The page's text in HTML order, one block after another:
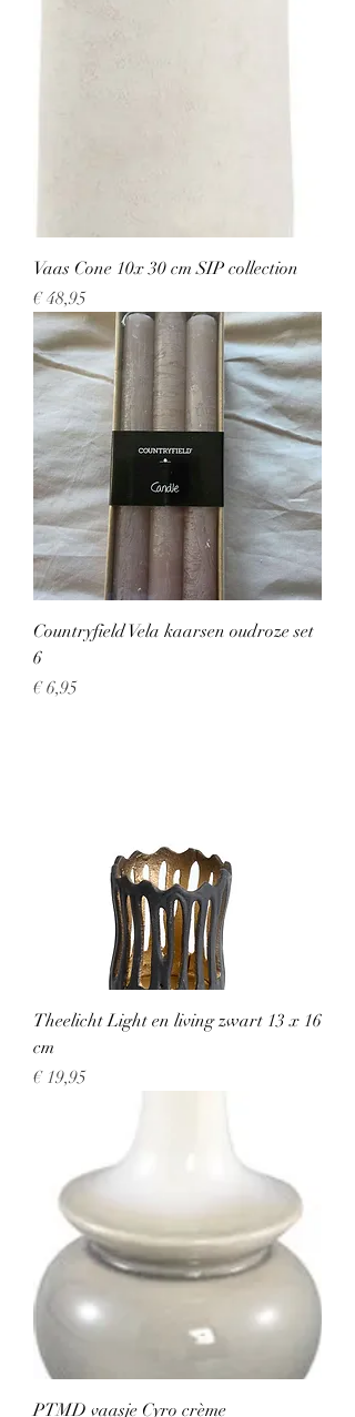
Vaas Cone 10x 30 cm SIP collection
Prijs
€ 48,95
Countryfield Vela kaarsen oudroze set
6
Prijs
€ 6,95
Theelicht Light en living zwart 13 x 16
cm
Prijs
€ 19,95
PTMD vaasje Cyro crème